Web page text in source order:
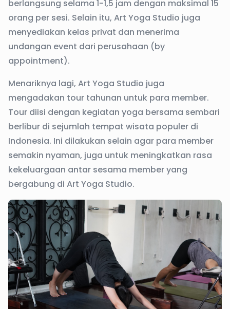
berlangsung selama 1-1,5 jam dengan maksimal 15
orang per sesi. Selain itu, Art Yoga Studio juga
menyediakan kelas privat dan menerima
undangan event dari perusahaan (by
appointment).
Menariknya lagi, Art Yoga Studio juga
mengadakan tour tahunan untuk para member.
Tour diisi dengan kegiatan yoga bersama sembari
berlibur di sejumlah tempat wisata populer di
Indonesia. Ini dilakukan selain agar para member
semakin nyaman, juga untuk meningkatkan rasa
kekeluargaan antar sesama member yang
bergabung di Art Yoga Studio.